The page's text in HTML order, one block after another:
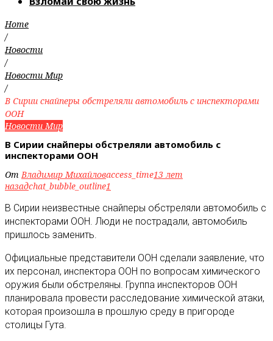
Home
/
Новости
/
Новости Мир
/
В Сирии снайперы обстреляли автомобиль с инспекторами
ООН
Новости Мир
В Сирии снайперы обстреляли автомобиль с
инспекторами ООН
ОтВладимир Михайловaccess_time13 лет
назадchat_bubble_outline1
В Сирии неизвестные снайперы обстреляли автомобиль с
инспекторами ООН. Люди не пострадали, автомобиль
пришлось заменить.
Официальные представители ООН сделали заявление, что
их персонал, инспектора ООН по вопросам химического
оружия были обстреляны. Группа инспекторов ООН
планировала провести расследование химической атаки,
которая произошла в прошлую среду в пригороде
столицы Гута.